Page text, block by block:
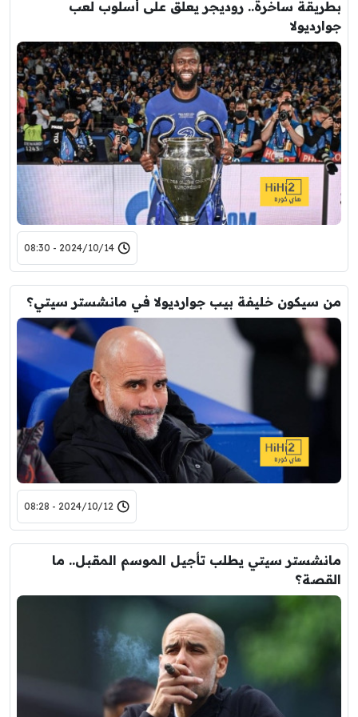
بطريقة ساخرة.. روديجر يعلق على أسلوب لعب
جوارديولا
2024/10/14 - 08:30
من سيكون خليفة بيب جوارديولا في مانشستر سيتي؟
2024/10/12 - 08:28
مانشستر سيتي يطلب تأجيل الموسم المقبل.. ما
القصة؟